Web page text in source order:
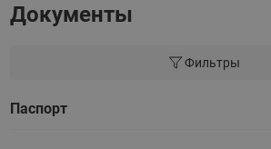
Документы
Фильтры
Паспорт